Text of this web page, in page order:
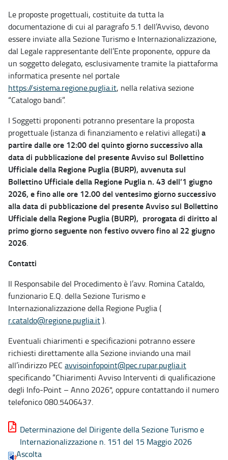
Le proposte progettuali, costituite da tutta la
documentazione di cui al paragrafo 5.1 dell’Avviso, devono
essere inviate alla Sezione Turismo e Internazionalizzazione,
dal Legale rappresentante dell’Ente proponente, oppure da
un soggetto delegato, esclusivamente tramite la piattaforma
informatica presente nel portale
https://sistema.regione.puglia.it, nella relativa sezione
“Catalogo bandi”.
I Soggetti proponenti potranno presentare la proposta
progettuale (istanza di finanziamento e relativi allegati)a
partire dalle ore 12:00 del quinto giorno successivo alla
data di pubblicazione del presente Avviso sul Bollettino
Ufficiale della Regione Puglia (BURP), avvenuta sul
Bollettino Ufficiale della Regione Puglia n. 43 dell’1 giugno
2026, e fino alle ore 12.00 del ventesimo giorno successivo
alla data di pubblicazione del presente Avviso sul Bollettino
Ufficiale della Regione Puglia (BURP), prorogata di diritto al
primo giorno seguente non festivo ovvero fino al 22 giugno
2026.
Contatti
Il Responsabile del Procedimento è l’avv. Romina Cataldo,
funzionario E.Q. della Sezione Turismo e
Internazionalizzazione della Regione Puglia (
r.cataldo@regione.puglia.it).
Eventuali chiarimenti e specificazioni potranno essere
richiesti direttamente alla Sezione inviando una mail
all’indirizzo PEC avvisoinfopoint@pec.rupar.puglia.it
specificando “Chiarimenti Avviso Interventi di qualificazione
degli Info-Point – Anno 2026", oppure contattando il numero
telefonico 080.5406437.
Determinazione del Dirigente della Sezione Turismo e
Internazionalizzazione n. 151 del 15 Maggio 2026
Ascolta